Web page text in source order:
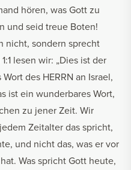
hören, was Gott zu
und seid treue Boten!
nicht, sondern sprecht
lesen wir: „Dies ist der
des HERRN an Israel,
ist ein wunderbares Wort,
zu jener Zeit. Wir
Zeitalter das spricht,
und nicht das, was er vor
Was spricht Gott heute,